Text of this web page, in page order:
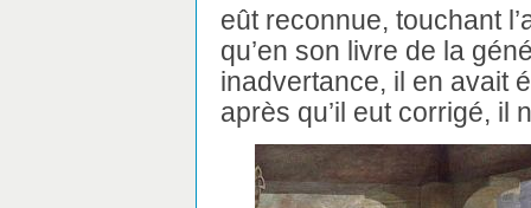
eût reconnue, touchant
qu’en son livre de la
inadvertance, il en avait
après qu’il eut corrigé, il